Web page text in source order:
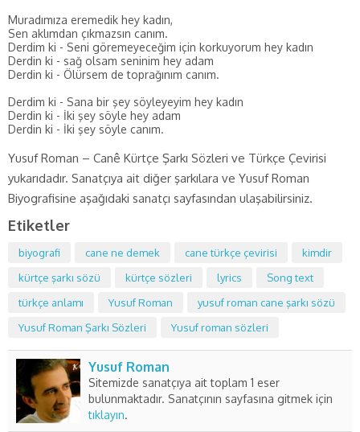
Muradımıza eremedik hey kadın,
Sen aklımdan çıkmazsın canım.
Derdim ki - Seni göremeyeceğim için korkuyorum hey kadın
Derdin ki - sağ olsam seninim hey adam
Derdin ki - Ölürsem de toprağınım canım.
Derdim ki - Sana bir şey söyleyeyim hey kadın
Derdin ki - İki şey söyle hey adam
Derdin ki - İki şey söyle canım.
Yusuf Roman – Canê Kürtçe Şarkı Sözleri ve Türkçe Çevirisi
yukarıdadır. Sanatçıya ait diğer şarkılara ve Yusuf Roman
Biyografisine aşağıdaki sanatçı sayfasından ulaşabilirsiniz.
Etiketler
biyografi cane ne demek cane türkçe çevirisi
kimdir
kürtçe şarkı sözü
kürtçe sözleri lyrics
Song text
türkçe anlamı
Yusuf Roman
yusuf roman cane şarkı sözü
Yusuf Roman Şarkı Sözleri
Yusuf roman sözleri
Yusuf Roman
Sitemizde sanatçıya ait toplam 1 eser
bulunmaktadır. Sanatçının sayfasına gitmek için
tıklayın.